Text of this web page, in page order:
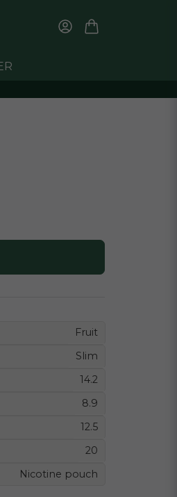
Fruit
Slim
14.2
8.9
12.5
20
Nicotine pouch